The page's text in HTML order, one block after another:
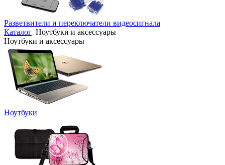
Разветвители и переключатели видеосигнала
Каталог Ноутбуки и аксессуары
Ноутбуки и аксессуары
Ноутбуки